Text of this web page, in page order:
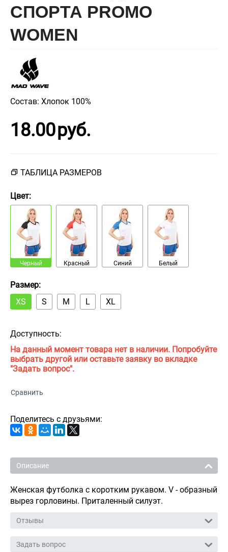
СПОРТА PROMO
WOMEN
Состав: Хлопок 100%
18.00руб.
ТАБЛИЦА РАЗМЕРОВ
Цвет:
Черный Красный Синий Белый
Размер:
XS
S M L XL
Доступность:
На данный момент товара нет в наличии. Попробуйте
выбрать другой или оставьте заявку во вкладке
"Задать вопрос".
Сравнить
Поделитесь с друзьями:
Описание
Женская футболка с коротким рукавом. V - образный
вырез горловины. Приталенный силуэт.
Отзывы
Задать вопрос